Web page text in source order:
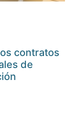
contratos
de